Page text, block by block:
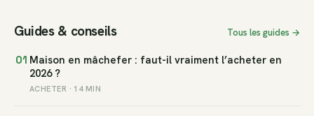
Guides & conseils Tous les guides →
01 Maison en mâchefer : faut-il vraiment l’acheter en
2026 ?
ACHETER · 14 MIN